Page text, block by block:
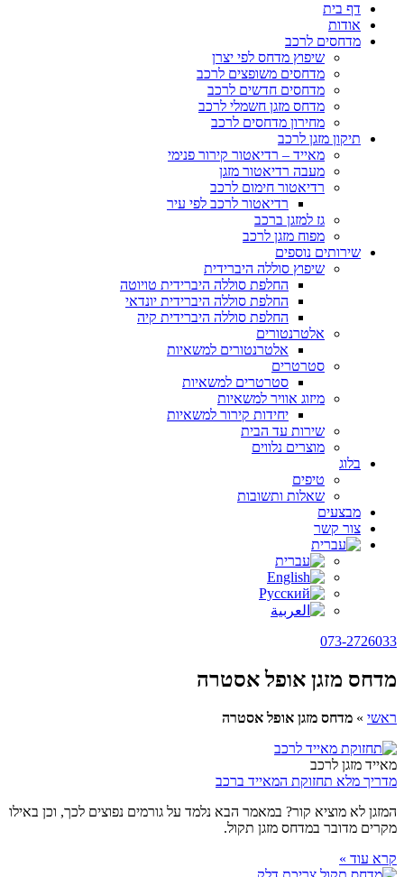
דף בית
אודות
מדחסים לרכב
שיפוץ מדחס לפי יצרן
מדחסים משופצים לרכב
מדחסים חדשים לרכב
מדחס מזגן חשמלי לרכב
מחירון מדחסים לרכב
תיקון מזגן לרכב
מאייד – רדיאטור קירור פנימי
מעבה רדיאטור מזגן
רדיאטור חימום לרכב
רדיאטור לרכב לפי עיר
גז למזגן ברכב
מפוח מזגן לרכב
שירותים נוספים
שיפוץ סוללה היברידית
החלפת סוללה היברידית טויוטה
החלפת סוללה היברידית יונדאי
החלפת סוללה היברידית קיה
אלטרנטורים
אלטרנטורים למשאיות
סטרטרים
סטרטרים למשאיות
מיזוג אוויר למשאיות
יחידות קירור למשאיות
שירות עד הבית
מוצרים נלווים
בלוג
טיפים
שאלות ותשובות
מבצעים
צור קשר
073-2726033
מדחס מזגן אופל אסטרה
ראשי » מדחס מזגן אופל אסטרה
מאייד מזגן לרכב
מדריך מלא תחזוקת המאייד ברכב
המזגן לא מוציא קור? במאמר הבא נלמד על גורמים נפוצים לכך, וכן באילו
מקרים מדובר במדחס מזגן תקול.
קרא עוד »